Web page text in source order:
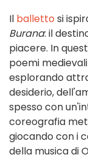
Il balletto si
Burana: il
piacere. In
poemi
esplorando
desiderio,
spesso con
coreografia
giocando con i
della musica di